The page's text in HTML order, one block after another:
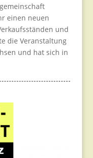
einen neuen
und
die Veranstaltung
und hat sich in